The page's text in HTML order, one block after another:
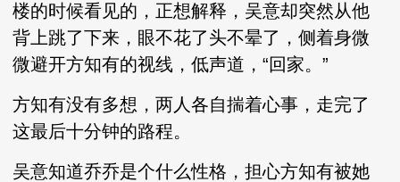
楼的时候看见的，正想解释，吴意却突然从他
背上跳了下来，眼不花了头不晕了，侧着身微
微避开方知有的视线，低声道，“回家。”
方知有没有多想，两人各自揣着心事，走完了
这最后十分钟的路程。
吴意知道乔乔是个什么性格，担心方知有被她